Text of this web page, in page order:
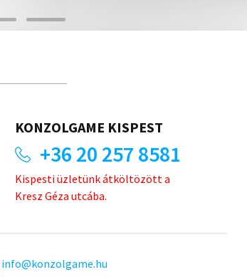
KONZOLGAME KISPEST
+36 20 257 8581
Kispesti üzletünk átköltözött a
Kresz Géza utcába.
info
konzolgame.hu